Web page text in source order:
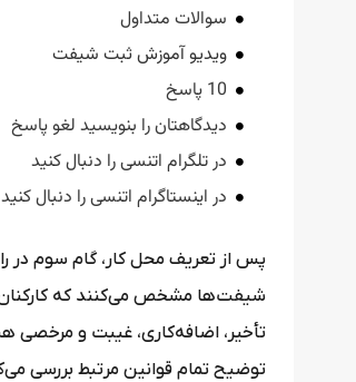
سوالات متداول
ویدیو آموزش ثبت شیفت
10 پاسخ
دیدگاهتان را بنویسید لغو پاسخ
در تلگرام اتنسی را دنبال کنید
در اینستاگرام اتنسی را دنبال کنید
پس از تعریف محل کار، گام سوم در
شیفت‌ها مشخص می‌کنند که کارکنان
تأخیر، اضافه‌کاری، غیبت و
توضیح تمام قوانین مرتبط بررسی